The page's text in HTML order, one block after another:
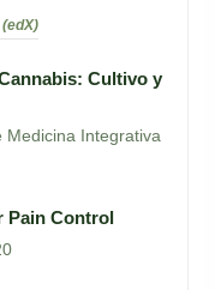
Cultivo y
Medicina Integrativa
Pain Control